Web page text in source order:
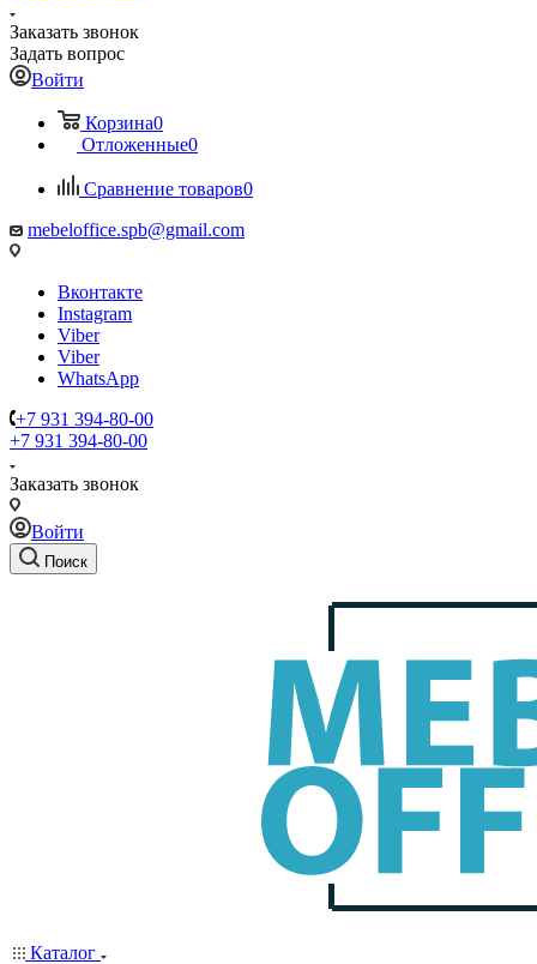
Заказать звонок
Задать вопрос
Войти
Корзина0
Отложенные0
Сравнение товаров0
mebeloffice.spb@gmail.com
Вконтакте
Instagram
Viber
Viber
WhatsApp
+7 931 394-80-00
+7 931 394-80-00
Заказать звонок
Войти
Поиск
Каталог